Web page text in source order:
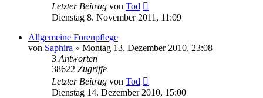
Letzter Beitrag von Tod
Dienstag 8. November 2011, 11:09
Allgemeine Forenpflege
von Saphira » Montag 13. Dezember 2010, 23:08
3 Antworten
38622 Zugriffe
Letzter Beitrag von Tod
Dienstag 14. Dezember 2010, 15:00